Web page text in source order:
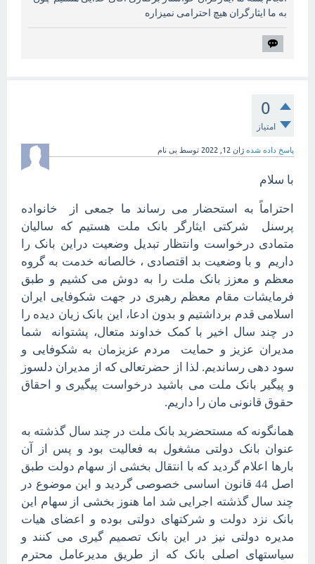
به ما ایثارگران هیچ احترامی نمیزاره
0
امتیاز
پاسخ داده شده ژان 12, 2022 توسط بی نام
با سلام
احتراماً به استحضار می رساند ما جمعی از خانواده
پرسنل شرکتی ایثارگر بانک ملت هستیم که سالیان
متمادی درخواست وانتظار تبدیل وضعیت دراین بانک را
داریم و با وضعیت بد اقتصادی ، خالصانه خدمت به گروه
معظم و معزز بانک ملت را به دوش می کشیم و طبق
فرمایشات مقام معظم رهبری در جهت شکوفایی ایران
اسلامی قدم برداشتیم و بدون ادعا، این بانک زیان دیده را
در چند سال اخیر با کمک خداوند متعال، پشتوانه شما
مدیران عزیز و حمایت مردم عزیزمان به شکوفایی و
سود دهی رساندیم. لذا از حضرتعالی که از مدیران دلسوز
و پیگیر بانک ملت می باشید درخواست پیگیری و احقاق
حقوق قانونی مان را داریم.
همانگونه که مستحضرید بانک ملت در چند سال گذشته به
عنوان بانک دولتی مشغول به فعالیت بود و پس از آن
بارها اعلام گردید که با انتقال بخشی از سهام دولت طبق
اصل 44 قانون اساسی خصوصی گردید و این موضوع در
چند سال گذشته اجرایی شد اما هنوز بخشی از سهام این
بانک نزد دولت و شرکتهای دولتی بوده و اعضای هیات
مدیره دولتی نیز در این بانک تصمیم گیری می کنند و
سیاستهای اصلی بانک که از طریق مدیرعامل محترم